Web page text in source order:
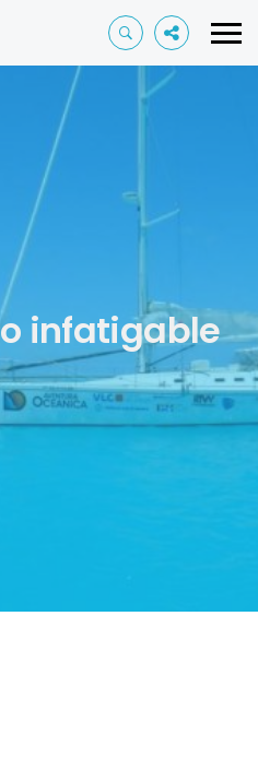
infatigable